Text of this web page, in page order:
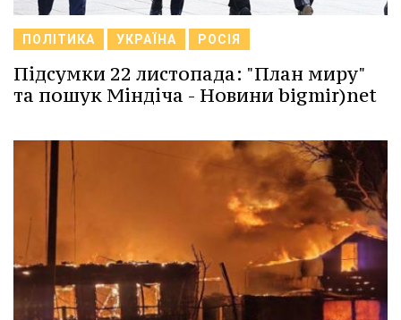
ПОЛІТИКА УКРАЇНА РОСІЯ
Підсумки 22 листопада: "План миру"
та пошук Міндіча - Новини bigmir)net